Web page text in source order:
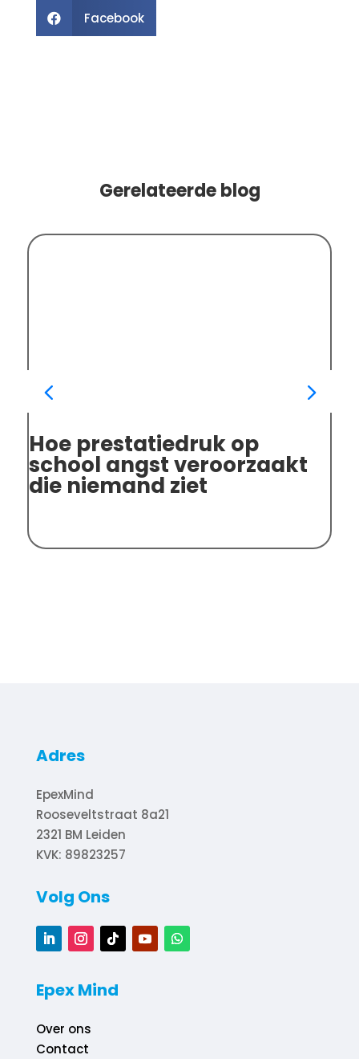
 Facebook
Gerelateerde blog
Hoe prestatiedruk op
school angst veroorzaakt
die niemand ziet
Adres
EpexMind
Rooseveltstraat 8a21
2321 BM Leiden
KVK: 89823257
Volg Ons
Epex Mind
Over ons
Contact